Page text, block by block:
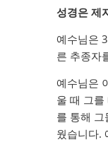
성경은 제
예수님은
른 추종자
예수님은
울 때 그
를 통해
웠습니다.